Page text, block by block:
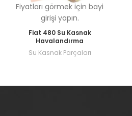
Fiyatları görmek için bayi
girişi yapın.
Fiat 480 Su Kasnak
Havalandırma
Su Kasnak Parçaları